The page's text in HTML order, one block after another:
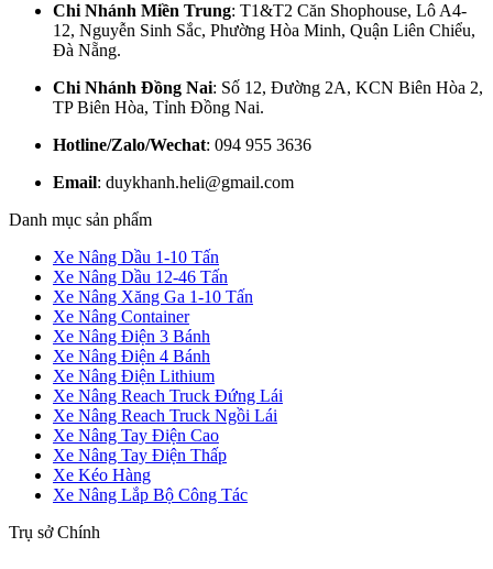
Chi Nhánh Miền Trung: T1&T2 Căn Shophouse, Lô A4-
12, Nguyễn Sinh Sắc, Phường Hòa Minh, Quận Liên Chiểu,
Đà Nẵng.
Chi Nhánh Đồng Nai: Số 12, Đường 2A, KCN Biên Hòa 2,
TP Biên Hòa, Tỉnh Đồng Nai.
Hotline/Zalo/Wechat: 094 955 3636
Email: duykhanh.heli@gmail.com
Danh mục sản phẩm
Xe Nâng Dầu 1-10 Tấn
Xe Nâng Dầu 12-46 Tấn
Xe Nâng Xăng Ga 1-10 Tấn
Xe Nâng Container
Xe Nâng Điện 3 Bánh
Xe Nâng Điện 4 Bánh
Xe Nâng Điện Lithium
Xe Nâng Reach Truck Đứng Lái
Xe Nâng Reach Truck Ngồi Lái
Xe Nâng Tay Điện Cao
Xe Nâng Tay Điện Thấp
Xe Kéo Hàng
Xe Nâng Lắp Bộ Công Tác
Trụ sở Chính